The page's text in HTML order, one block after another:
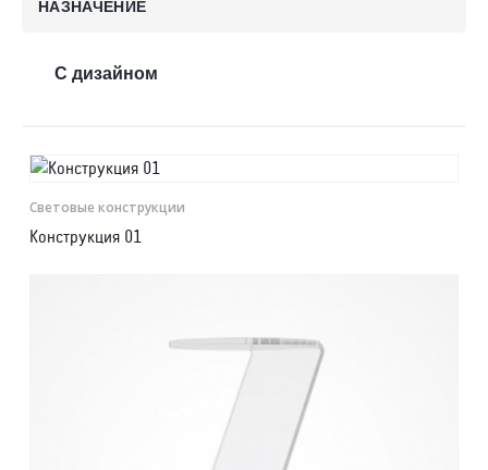
САМАРА
sale@plastikam.ru
НАЗНАЧЕНИЕ
С дизайном
Световые конструкции
Конструкция 01